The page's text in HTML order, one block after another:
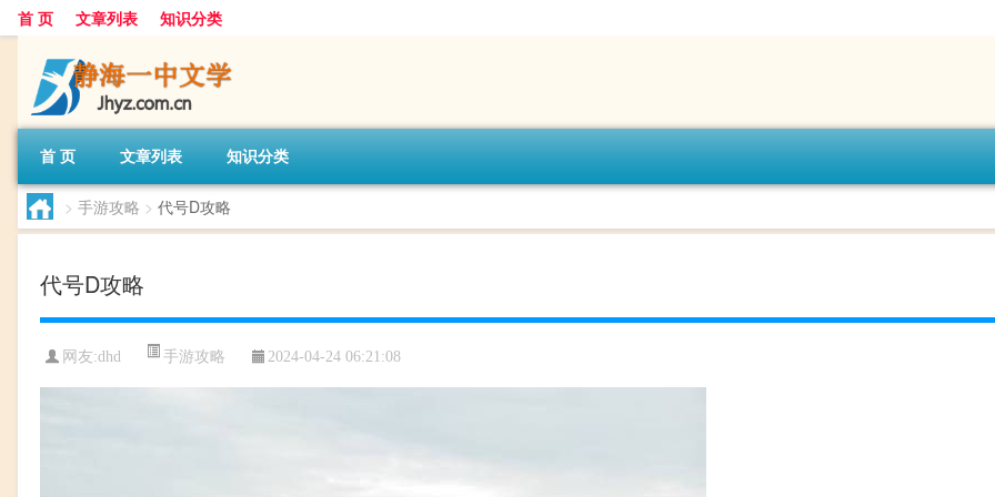
首 页 文章列表 知识分类
首 页 文章列表 知识分类
> 手游攻略 > 代号D攻略
代号D攻略
网友:dhd 手游攻略 2024-04-24 06:21:08